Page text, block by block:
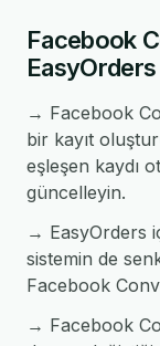
Facebook
EasyOrders
→ Facebook
bir kayıt
eşleşen kaydı
güncelleyin.
→ EasyOrders
sistemin de
Facebook
→ Facebook